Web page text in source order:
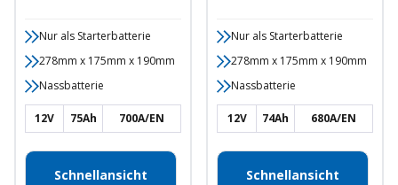
Nur als Starterbatterie
278mm x 175mm x 190mm
Nassbatterie
12V 75Ah 700A/EN
Schnellansicht
Nur als Starterbatterie
278mm x 175mm x 190mm
Nassbatterie
12V 74Ah 680A/EN
Schnellansicht